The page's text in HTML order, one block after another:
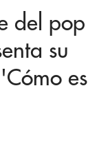
del pop
su
es